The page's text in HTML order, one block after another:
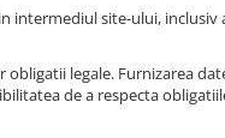
intermediul site-ului, inclusiv
obligatii legale. Furnizarea
de a respecta